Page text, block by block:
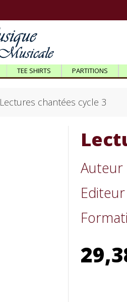
TEE SHIRTS PARTITIONS
Lectures chantées cycle 3
Auteur